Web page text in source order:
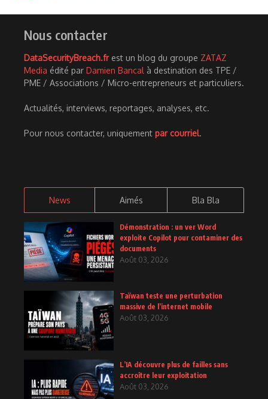
Nous contacter
DataSecurityBreach.frest un blog du groupe ZATAZ
Media édité par Damien Bancal à destination des TPE /
PME / Associations / Micro-entrepreneurs et particuliers.
Actualités, interviews, reportages, analyses, etc.
Pour nous contacter, uniquement par courriel.
News Aimés Bla Bla
Démonstration : un ver Word
exploite Copilot pour contaminer des
documents
Août 03, 2026
Taïwan teste une perturbation
massive de l’internet mobile
Août 03, 2026
L’IA découvre plus de failles sans
accroître leur exploitation
Août 03, 2026